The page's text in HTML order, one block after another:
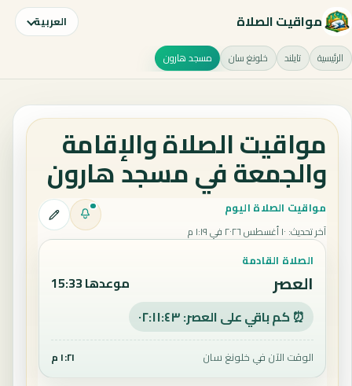
مواقيت الصلاة العربية
الرئيسية تايلند خلونغ سان مسجد هارون
مواقيت الصلاة والإقامة
والجمعة في مسجد هارون
مواقيت الصلاة اليوم
آخر تحديث: ١٠ أغسطس ٢٠٢٦ في ١:١٩ م
الصلاة القادمة
العصر موعدها 15:33
⏰ كم باقي على العصر: ٠٢:١١:٤٣
الوقت الآن في خلونغ سان ١:٢١ م